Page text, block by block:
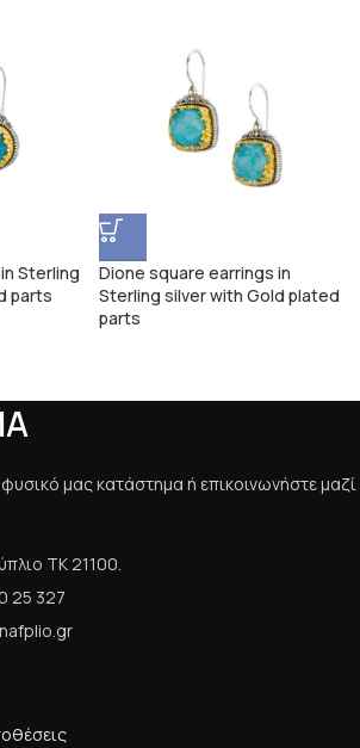
Sterling
parts
Dione square earrings in
Sterling silver with Gold plated
parts
μας κατάστημα ή επικοινωνήστε μαζί
ΤΚ 21100.
25 327